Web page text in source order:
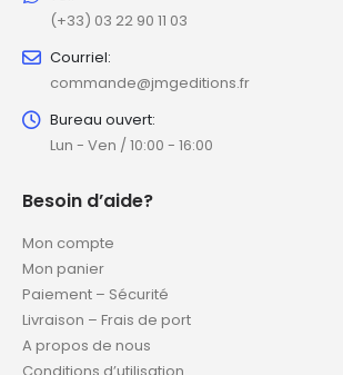
(+33) 03 22 90 11 03
Courriel:
commande@jmgeditions.fr
Bureau ouvert:
Lun - Ven / 10:00 - 16:00
Besoin d’aide?
Mon compte
Mon panier
Paiement – Sécurité
Livraison – Frais de port
A propos de nous
Conditions d’utilisation